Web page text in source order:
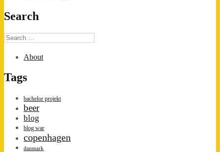
Search
Search
for:
About
Tags
bachelor projekt
beer
blog
blog war
copenhagen
danmark